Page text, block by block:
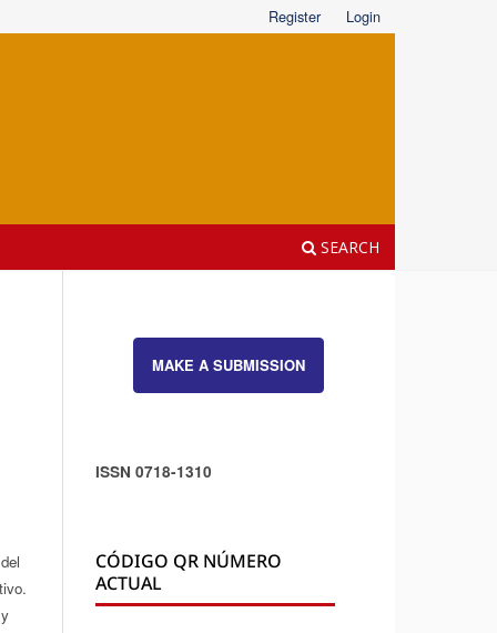
SEARCH
Register Login
MAKE A SUBMISSION
ISSN 0718-1310
CÓDIGO QR NÚMERO
ACTUAL